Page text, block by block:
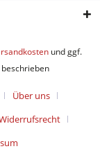
und ggf.
Über uns